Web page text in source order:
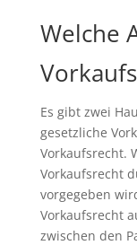
Welche
Es gibt zwei
gesetzliche
Vorkaufsrecht.
Vorkaufsrecht
vorgegeben
Vorkaufsrecht
zwischen den